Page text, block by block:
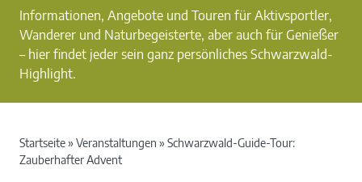
Informationen, Angebote und Touren für Aktivsportler,
Wanderer und Naturbegeisterte, aber auch für Genießer
– hier findet jeder sein ganz persönliches Schwarzwald-
Highlight.
Startseite» Veranstaltungen » Schwarzwald-Guide-Tour:
Zauberhafter Advent